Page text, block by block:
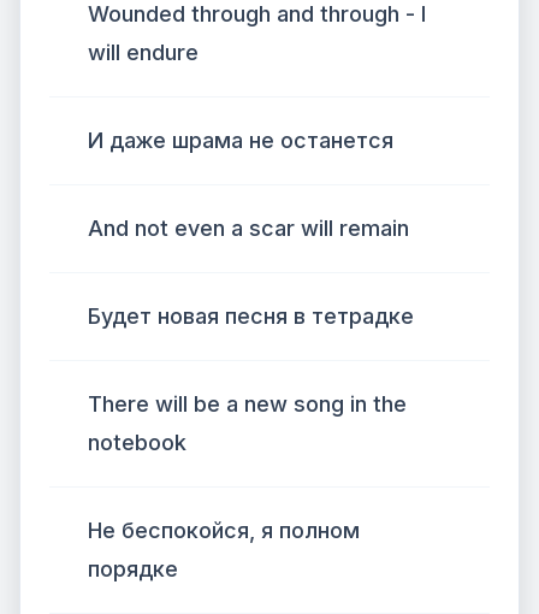
Wounded through and through - I
will endure
И даже шрама не останется
And not even a scar will remain
Будет новая песня в тетрадке
There will be a new song in the
notebook
Не беспокойся, я полном
порядке